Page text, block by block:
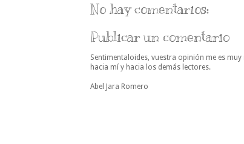
No hay comentarios:
Publicar un comentario
Sentimentaloides, vuestra opinión me es
hacia mí y hacia los demás lectores.
Abel Jara Romero